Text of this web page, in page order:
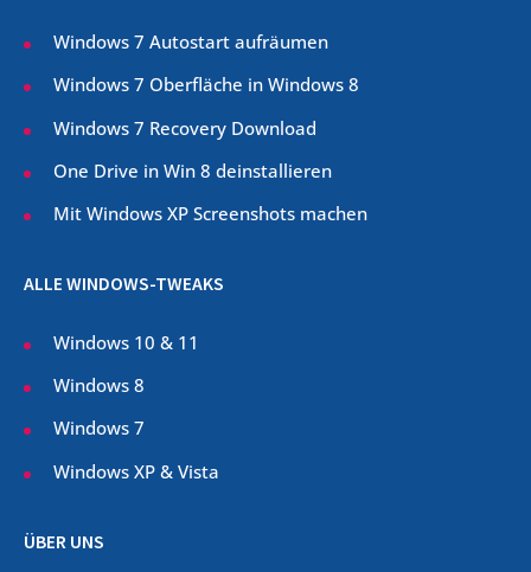
Windows 7 Autostart aufräumen
Windows 7 Oberfläche in Windows 8
Windows 7 Recovery Download
One Drive in Win 8 deinstallieren
Mit Windows XP Screenshots machen
ALLE WINDOWS-TWEAKS
Windows 10 & 11
Windows 8
Windows 7
Windows XP & Vista
ÜBER UNS